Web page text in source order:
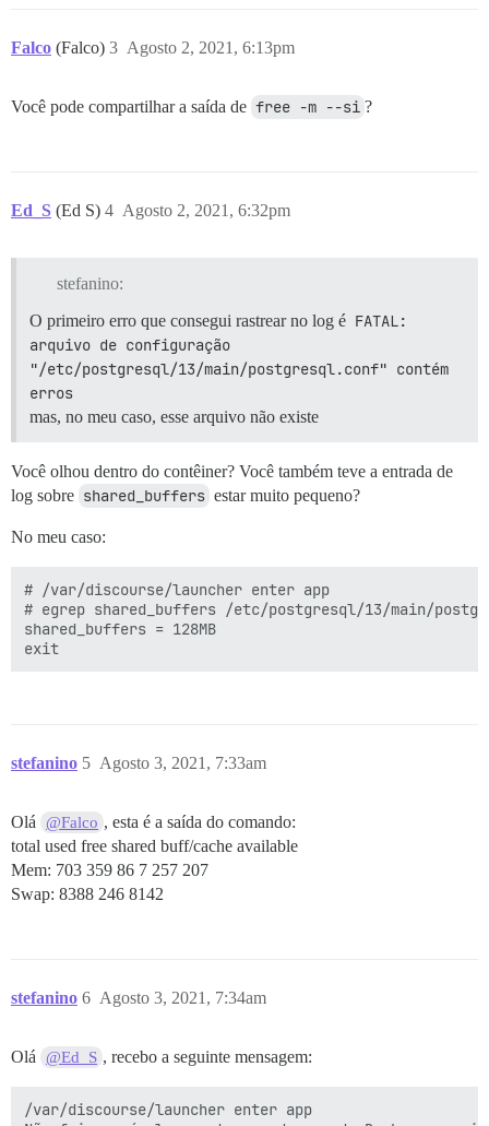
Falco (Falco) Agosto 2, 2021, 6:13pm
3
Você pode compartilhar a saída de free -m --si ?
Ed_S (Ed S) Agosto 2, 2021, 6:32pm
4
stefanino:
O primeiro erro que consegui rastrear no log é FATAL:
arquivo de configuração
"/etc/postgresql/13/main/postgresql.conf" contém
erros
mas, no meu caso, esse arquivo não existe
Você olhou dentro do contêiner? Você também teve a entrada de
log sobre shared_buffers estar muito pequeno?
No meu caso:
# /var/discourse/launcher enter app
# egrep shared_buffers /etc/postgresql/13/main/
shared_buffers = 128MB
stefanino Agosto 3, 2021, 7:33am
5
Olá @Falco , esta é a saída do comando:
total used free shared buff/cache available
Mem: 703 359 86 7 257 207
Swap: 8388 246 8142
stefanino Agosto 3, 2021, 7:34am
6
Olá @Ed_S , recebo a seguinte mensagem:
/var/discourse/launcher enter app